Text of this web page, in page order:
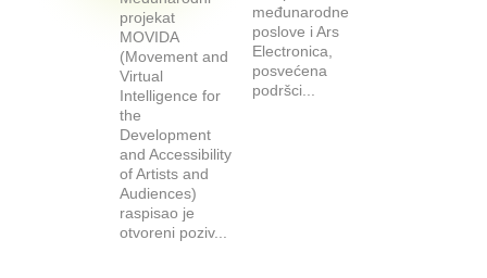
projekat
MOVIDA
(Movement and
Virtual
Intelligence for
the
Development
and Accessibility
of Artists and
Audiences)
raspisao je
otvoreni poziv...
međunarodne
poslove i Ars
Electronica,
posvećena
podršci...